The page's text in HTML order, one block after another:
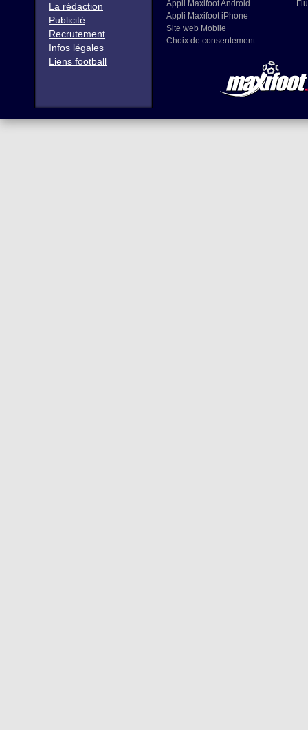
La rédaction
Publicité
Recrutement
Infos légales
Liens football
Appli Maxifoot Android
Appli Maxifoot iPhone
Site web Mobile
Choix de consentement